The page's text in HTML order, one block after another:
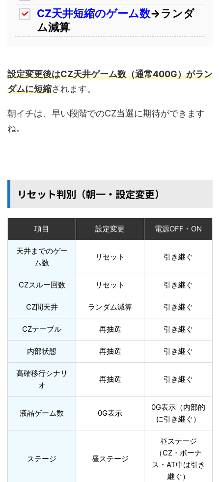
CZ天井短縮のゲーム数→ランダ
ム減算
設定変更後はCZ天井ゲーム数（通常400G）がラン
ダムに短縮されます。
朝イチは、早い段階でのCZ当選に期待ができます
ね。
リセット判別（朝一・設定変更）
項目 設定変更 電源OFF・ON
天井までのゲー
ム数
リセット 引き継ぐ
CZスルー回数 リセット 引き継ぐ
CZ間天井 ランダム減算 引き継ぐ
CZテーブル 再抽選 引き継ぐ
内部状態 再抽選 引き継ぐ
高確移行シナリ
オ
再抽選 引き継ぐ
液晶ゲーム数 0G表示
0G表示（内部的
に引き継ぐ）
ステージ 昼ステージ
昼ステージ
（CZ・ボーナ
ス・AT中は引き
継ぐ）